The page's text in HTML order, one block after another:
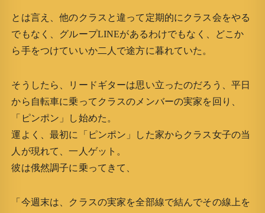
とは言え、他のクラスと違って定期的にクラス会をやる
でもなく、グループLINEがあるわけでもなく、どこか
ら手をつけていいか二人で途方に暮れていた。
そうしたら、リードギターは思い立ったのだろう、平日
から自転車に乗ってクラスのメンバーの実家を回り、
「ピンポン」し始めた。
運よく、最初に「ピンポン」した家からクラス女子の当
人が現れて、一人ゲット。
彼は俄然調子に乗ってきて、
「今週末は、クラスの実家を全部線で結んでその線上を